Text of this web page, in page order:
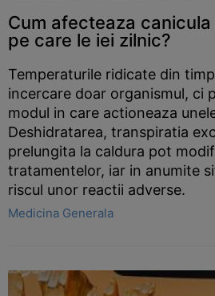
Cum afecteaza
pe care le iei zilnic?
Temperaturile ridicate din
incercare doar organismul, ci
modul in care actioneaza
Deshidratarea, transpiratia
prelungita la caldura pot
tratamentelor, iar in anumite
riscul unor reactii adverse.
Medicina Generala